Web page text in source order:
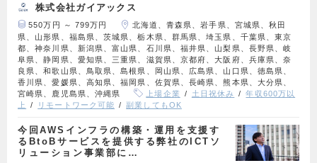
株式会社ガイアックス
550万円 ～ 799万円
北海道、青森県、岩手県、宮城県、秋田
県、山形県、福島県、茨城県、栃木県、群馬県、埼玉県、千葉県、東京
都、神奈川県、新潟県、富山県、石川県、福井県、山梨県、長野県、岐
阜県、静岡県、愛知県、三重県、滋賀県、京都府、大阪府、兵庫県、奈
良県、和歌山県、鳥取県、島根県、岡山県、広島県、山口県、徳島県、
香川県、愛媛県、高知県、福岡県、佐賀県、長崎県、熊本県、大分県、
宮崎県、鹿児島県、沖縄県
上場企業 土日祝休み
年収600万以
上
リモートワーク可能 副業してもOK
今回AWSインフラの構築・運用を支援す
るBtoBサービスを提供する弊社のICTソ
リューション事業部に…